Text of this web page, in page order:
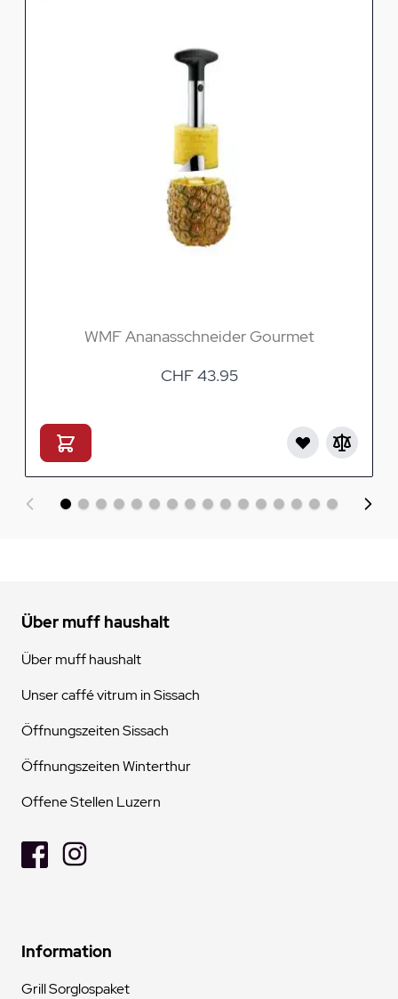
WMF Ananasschneider Gourmet
CHF 43.95
Über muff haushalt
Über muff haushalt
Unser caffé vitrum in Sissach
Öffnungszeiten Sissach
Öffnungszeiten Winterthur
Offene Stellen Luzern
Information
Grill Sorglospaket